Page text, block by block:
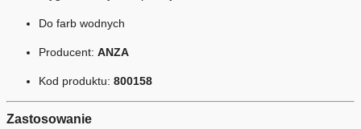
Do farb wodnych
Producent: ANZA
Kod produktu: 800158
Zastosowanie